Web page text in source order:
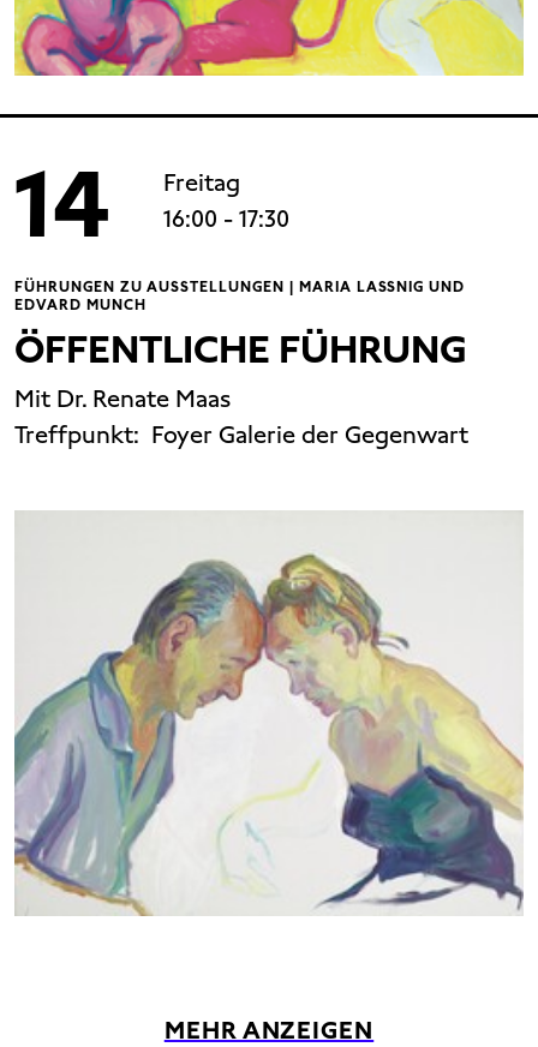
14
Freitag
16:00 - 17:30
FÜHRUNGEN ZU AUSSTELLUNGEN | MARIA LASSNIG UND
EDVARD MUNCH
ÖFFENTLICHE FÜHRUNG
Mit Dr. Renate Maas
Treffpunkt: Foyer Galerie der Gegenwart
MEHR ANZEIGEN